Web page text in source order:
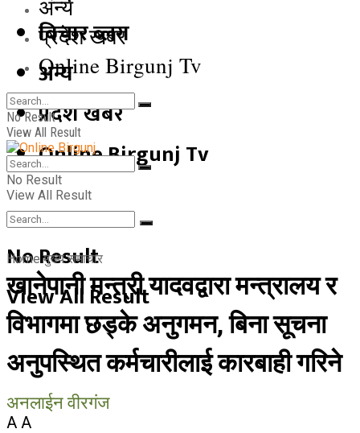
बिचार ब्लग
अन्य
प्रदेश खबर
Online Birgunj Tv
No Result
View All Result
अन्य
प्रदेश खबर
Online Birgunj Tv
No Result
View All Result
No Result
View All Result
Home मुख्य समाचार
खानेपानी मन्त्री यादवद्वारा मन्त्रालय र
विभागमा छड्के अनुगमन, बिना सूचना
अनुपस्थित कर्मचारीलाई कारबाही गरिने
अनलाईन वीरगंज
A A